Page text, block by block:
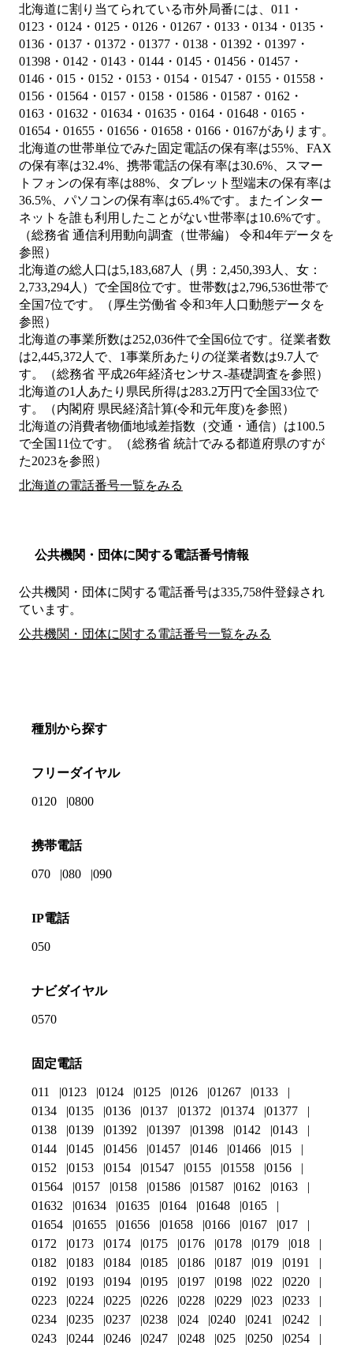
北海道に割り当てられている市外局番には、011・
0123・0124・0125・0126・01267・0133・0134・0135・
0136・0137・01372・01377・0138・01392・01397・
01398・0142・0143・0144・0145・01456・01457・
0146・015・0152・0153・0154・01547・0155・01558・
0156・01564・0157・0158・01586・01587・0162・
0163・01632・01634・01635・0164・01648・0165・
01654・01655・01656・01658・0166・0167があります。
北海道の世帯単位でみた固定電話の保有率は55%、FAX
の保有率は32.4%、携帯電話の保有率は30.6%、スマー
トフォンの保有率は88%、タブレット型端末の保有率は
36.5%、パソコンの保有率は65.4%です。またインター
ネットを誰も利用したことがない世帯率は10.6%です。
（総務省 通信利用動向調査（世帯編） 令和4年データを
参照）
北海道の総人口は5,183,687人（男：2,450,393人、女：
2,733,294人）で全国8位です。世帯数は2,796,536世帯で
全国7位です。（厚生労働省 令和3年人口動態データを
参照）
北海道の事業所数は252,036件で全国6位です。従業者数
は2,445,372人で、1事業所あたりの従業者数は9.7人で
す。（総務省 平成26年経済センサス‐基礎調査を参照）
北海道の1人あたり県民所得は283.2万円で全国33位で
す。（内閣府 県民経済計算(令和元年度)を参照）
北海道の消費者物価地域差指数（交通・通信）は100.5
で全国11位です。（総務省 統計でみる都道府県のすが
た2023を参照）
北海道の電話番号一覧をみる
公共機関・団体に関する電話番号情報
公共機関・団体に関する電話番号は335,758件登録され
ています。
公共機関・団体に関する電話番号一覧をみる
種別から探す
フリーダイヤル
0120 0800
携帯電話
070 080 090
IP電話
050
ナビダイヤル
0570
固定電話
011 0123 0124 0125 0126 01267
0133
0134
0135 0136 0137 01372 01374
01377
0138
0139 01392 01397 01398 0142
0143
0144
0145 01456 01457 0146 01466
015
0152
0153 0154 01547 0155 01558
0156
01564
0157 0158 01586 01587 0162
0163
01632
01634 01635 0164 01648
0165
01654
01655 01656 01658 0166 0167
017
0172
0173 0174 0175 0176 0178 0179
018
0182
0183 0184 0185 0186 0187 019
0191
0192
0193 0194 0195 0197 0198 022
0220
0223
0224 0225 0226 0228 0229 023
0233
0234
0235 0237 0238 024 0240 0241
0242
0243
0244 0246 0247 0248 025 0250 0254